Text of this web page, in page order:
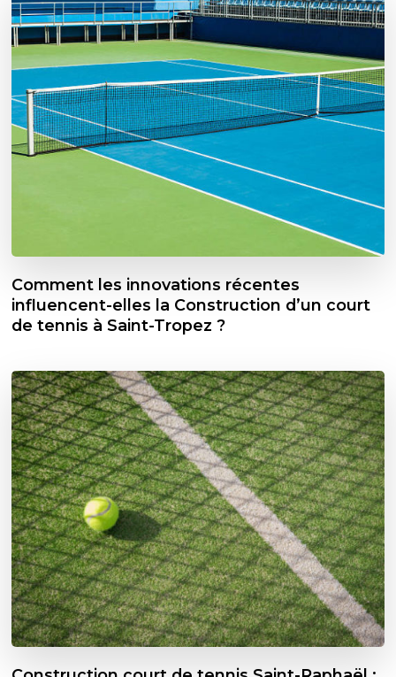
Comment les innovations récentes
influencent-elles la Construction d’un court
de tennis à Saint-Tropez ?